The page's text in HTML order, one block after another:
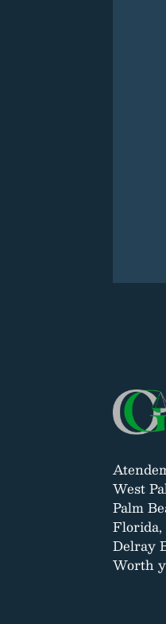
West
Palm
Florida,
Delray
Worth